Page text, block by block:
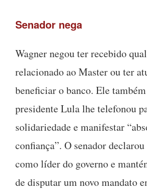
Senador nega
Wagner negou ter recebido
relacionado ao Master ou ter
beneficiar o banco. Ele
presidente Lula lhe telefonou
solidariedade e manifestar
confiança”. O senador
como líder do governo e
de disputar um novo mandato